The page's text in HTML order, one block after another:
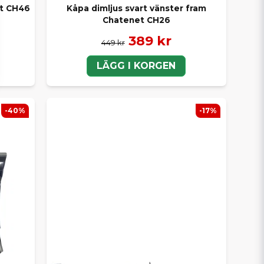
CH46
Kåpa dimljus svart vänster fram
Chatenet CH26
449 kr 389 kr
LÄGG I KORGEN
-40% -17%